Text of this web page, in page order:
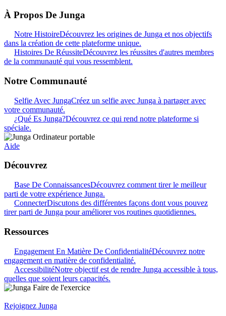
À Propos De Junga
Notre HistoireDécouvrez les origines de Junga et nos objectifs
dans la création de cette plateforme unique.
Histoires De RéussiteDécouvrez les réussites d'autres membres
de la communauté qui vous ressemblent.
Notre Communauté
Selfie Avec JungaCréez un selfie avec Junga à partager avec
votre communauté.
¿Qué Es Junga?Découvrez ce qui rend notre plateforme si
spéciale.
Aide
Découvrez
Base De ConnaissancesDécouvrez comment tirer le meilleur
parti de votre expérience Junga.
ConnecterDiscutons des différentes façons dont vous pouvez
tirer parti de Junga pour améliorer vos routines quotidiennes.
Ressources
Engagement En Matière De ConfidentialitéDécouvrez notre
engagement en matière de confidentialité.
AccessibilitéNotre objectif est de rendre Junga accessible à tous,
quelles que soient leurs capacités.
Rejoignez Junga